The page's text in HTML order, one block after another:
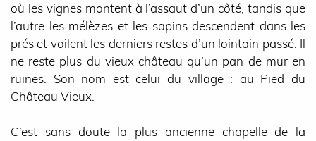
où les vignes montent à l’assaut d’un côté, tandis que
l’autre les mélèzes et les sapins descendent dans les
prés et voilent les derniers restes d’un lointain passé. Il
ne reste plus du vieux château qu’un pan de mur en
ruines. Son nom est celui du village : au Pied du
Château Vieux.
C’est sans doute la plus ancienne chapelle de la